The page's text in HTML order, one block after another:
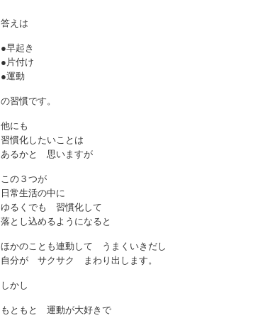
答えは
●早起き
●片付け
●運動
の習慣です。
他にも
習慣化したいことは
あるかと 思いますが
この３つが
日常生活の中に
ゆるくでも 習慣化して
落とし込めるようになると
ほかのことも連動して うまくいきだし
自分が サクサク まわり出します。
しかし
もともと 運動が大好きで